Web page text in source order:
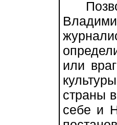
или
страны
себе и